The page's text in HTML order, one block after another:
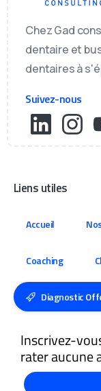
Chez Gad
dentaire et
dentaires à
Suivez-nous
Liens utiles
Accueil
Coaching
Diagnostic